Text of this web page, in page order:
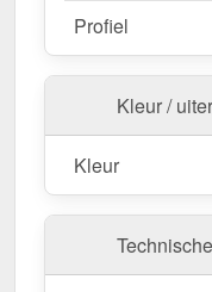
Profiel
Kleur /
Kleur